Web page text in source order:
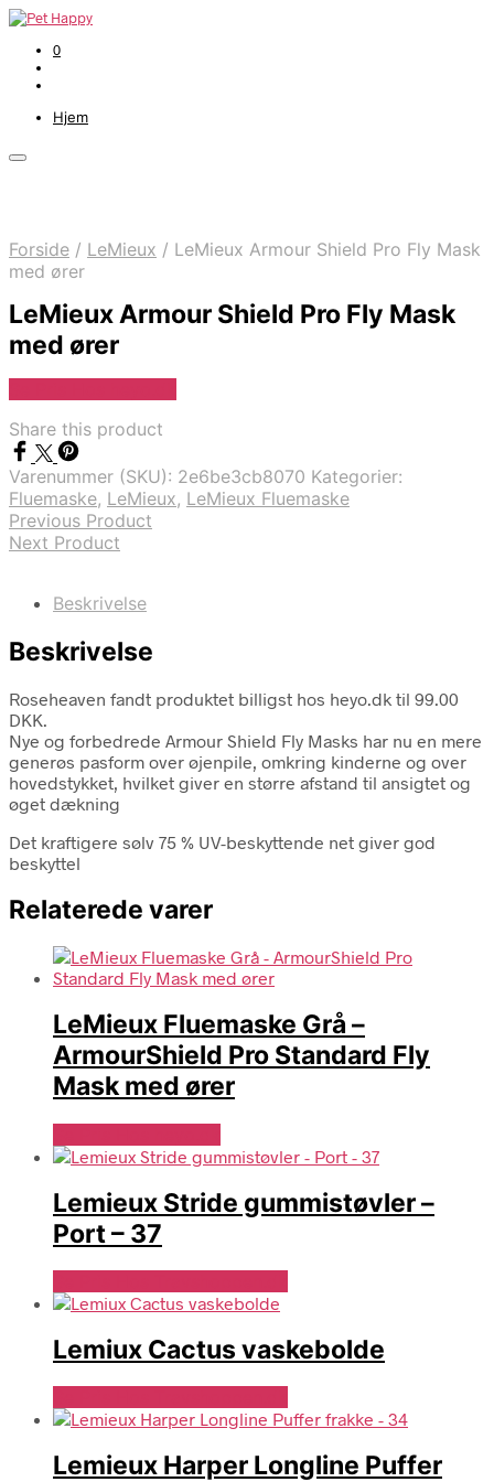
0
Hjem
Forside / LeMieux / LeMieux Armour Shield Pro Fly Mask
med ører
LeMieux Armour Shield Pro Fly Mask
med ører
Share this product
Varenummer (SKU): 2e6be3cb8070 Kategorier:
Fluemaske, LeMieux, LeMieux Fluemaske
Previous Product
Next Product
Beskrivelse
Beskrivelse
Roseheaven fandt produktet billigst hos heyo.dk til 99.00
DKK.
Nye og forbedrede Armour Shield Fly Masks har nu en mere
generøs pasform over øjenpile, omkring kinderne og over
hovedstykket, hvilket giver en større afstand til ansigtet og
øget dækning
Det kraftigere sølv 75 % UV-beskyttende net giver god
beskyttel
Relaterede varer
LeMieux Fluemaske Grå –
ArmourShield Pro Standard Fly
Mask med ører
Lemieux Stride gummistøvler –
Port – 37
Lemiux Cactus vaskebolde
Lemieux Harper Longline Puffer